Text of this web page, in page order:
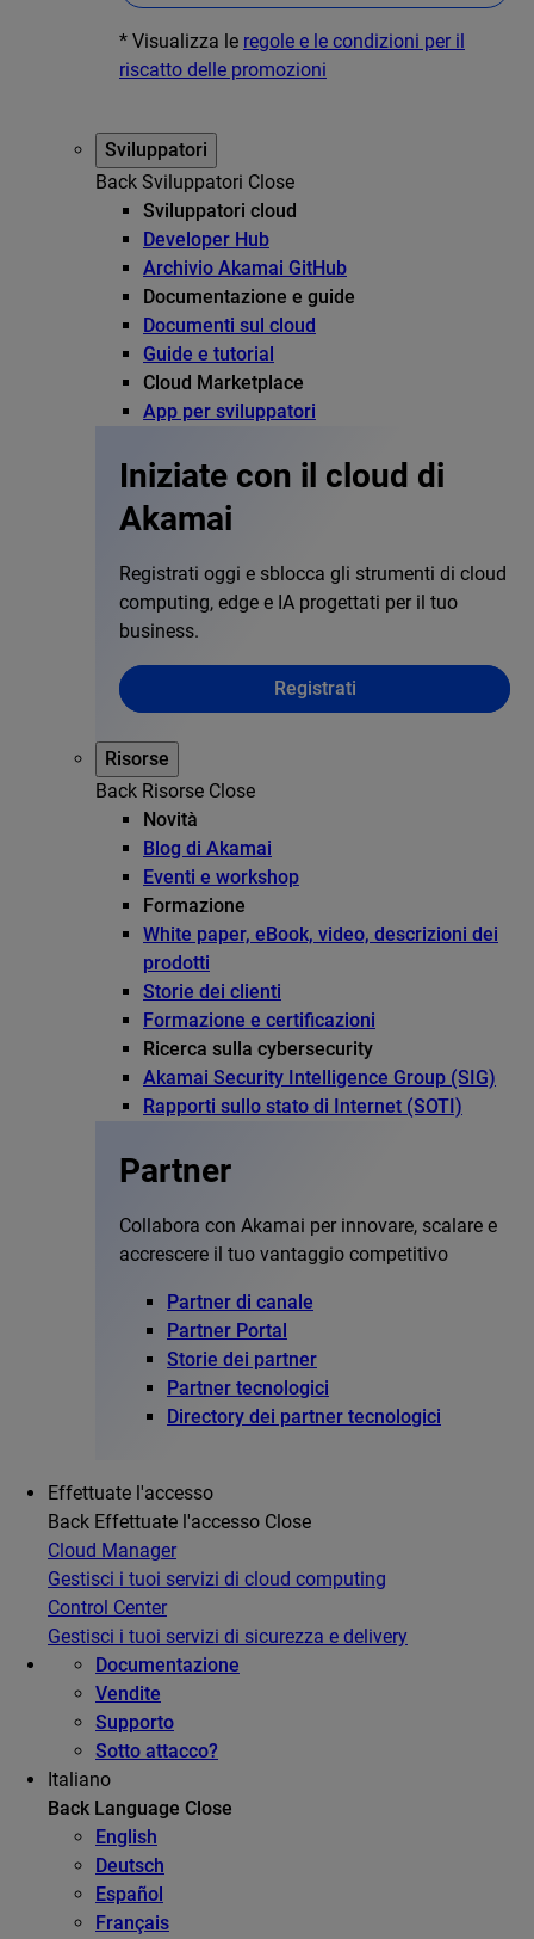
* Visualizza le regole e le condizioni per il
riscatto delle promozioni
Sviluppatori
Back Sviluppatori Close
Sviluppatori cloud
Developer Hub
Archivio Akamai GitHub
Documentazione e guide
Documenti sul cloud
Guide e tutorial
Cloud Marketplace
App per sviluppatori
Iniziate con il cloud di
Akamai
Registrati oggi e sblocca gli strumenti di cloud
computing, edge e IA progettati per il tuo
business.
Registrati
Risorse
Back Risorse Close
Novità
Blog di Akamai
Eventi e workshop
Formazione
White paper, eBook, video, descrizioni dei
prodotti
Storie dei clienti
Formazione e certificazioni
Ricerca sulla cybersecurity
Akamai Security Intelligence Group (SIG)
Rapporti sullo stato di Internet (SOTI)
Partner
Collabora con Akamai per innovare, scalare e
accrescere il tuo vantaggio competitivo
Partner di canale
Partner Portal
Storie dei partner
Partner tecnologici
Directory dei partner tecnologici
Effettuate l'accesso
Back Effettuate l'accesso Close
Cloud Manager
Gestisci i tuoi servizi di cloud computing
Control Center
Gestisci i tuoi servizi di sicurezza e delivery
Documentazione
Vendite
Supporto
Sotto attacco?
Italiano
Back Language Close
English
Deutsch
Español
Français